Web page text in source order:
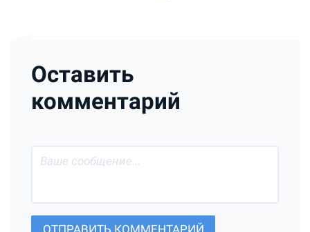
Оставить
комментарий
ОТПРАВИТЬ КОММЕНТАРИЙ